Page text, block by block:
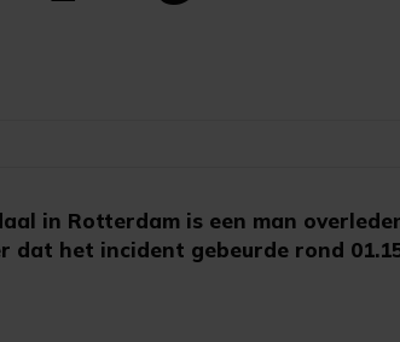
in Rotterdam is een man
het incident gebeurde rond